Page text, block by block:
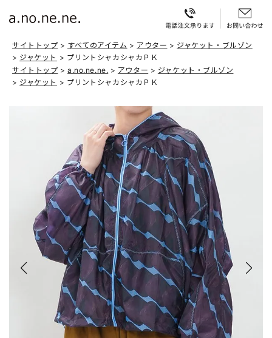
サイトトップ すべてのアイテム アウター
ジャケット・ブルゾン
ジャケット
プリントシャカシャカＰＫ
サイトトップ
a.no.ne.ne. アウター
ジャケット・ブルゾン
ジャケット
プリントシャカシャカＰＫ